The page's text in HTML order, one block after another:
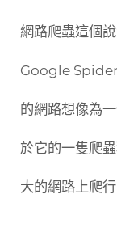
網路爬蟲這個
Google
的網路想像為
於它的一隻爬
大的網路上爬